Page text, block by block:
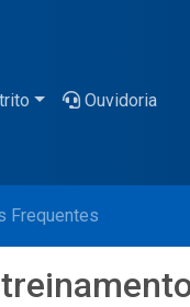
Ouvidoria
Frequentes